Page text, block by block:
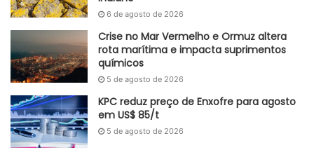
6 de agosto de 2026
Crise no Mar Vermelho e Ormuz altera
rota marítima e impacta suprimentos
químicos
5 de agosto de 2026
KPC reduz preço de Enxofre para agosto
em US$ 85/t
5 de agosto de 2026